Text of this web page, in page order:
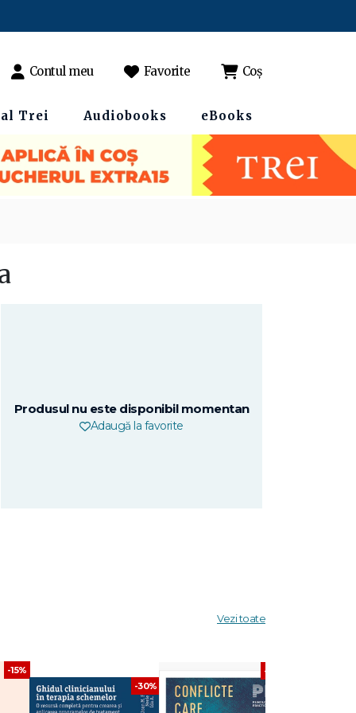
Contul meu Favorite Coș
Trei Audiobooks eBooks
Produsul nu este disponibil momentan
Adaugă la favorite
Vezi toate
-15%
-30%
-30%